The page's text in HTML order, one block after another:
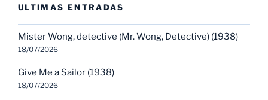
ULTIMAS ENTRADAS
Mister Wong, detective (Mr. Wong, Detective) (1938)
18/07/2026
Give Me a Sailor (1938)
18/07/2026